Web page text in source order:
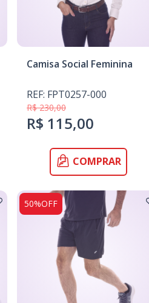
Camisa Social Feminina
REF: FPT0257-000
R$ 230,00
R$ 115,00
COMPRAR
50%OFF